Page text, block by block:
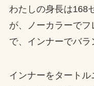
わたしの身長は168
が、ノーカラーでフ
で、インナーでバラ
インナーをタート